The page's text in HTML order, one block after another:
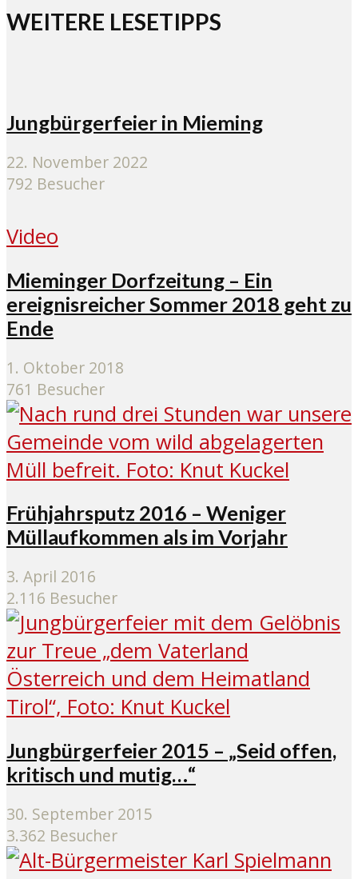
WEITERE LESETIPPS
Jungbürgerfeier in Mieming
22. November 2022
792 Besucher
Video
Mieminger Dorfzeitung – Ein
ereignisreicher Sommer 2018 geht zu
Ende
1. Oktober 2018
761 Besucher
Frühjahrsputz 2016 – Weniger
Müllaufkommen als im Vorjahr
3. April 2016
2.116 Besucher
Jungbürgerfeier 2015 – „Seid offen,
kritisch und mutig…“
30. September 2015
3.362 Besucher